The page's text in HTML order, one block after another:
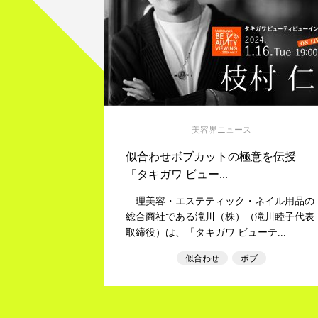
美容界ニュース
似合わせボブカットの極意を伝授
「タキガワ ビュー...
理美容・エステティック・ネイル用品の
総合商社である滝川（株）（滝川睦子代表
取締役）は、「タキガワ ビューテ...
似合わせ ボブ